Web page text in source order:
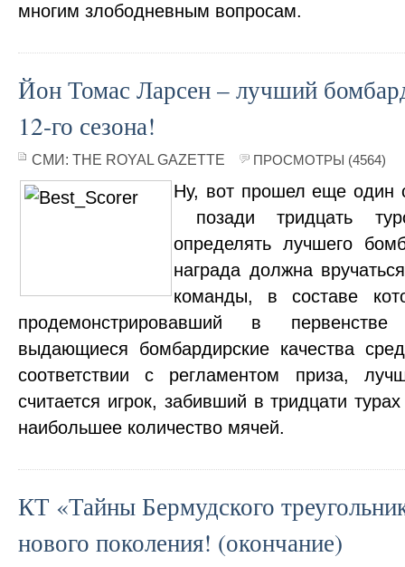
многим злободневным вопросам.
Йон Томас Ларсен – лучший
12-го сезона!
СМИ: THE ROYAL GAZETTE ПРОСМОТРЫ (4564)
Ну, вот прошел еще один
позади тридцать
определять лучшего
награда должна
команды, в составе
продемонстрировавший в
выдающиеся бомбардирские качества
соответствии с регламентом приза,
считается игрок, забивший в тридцати
наибольшее количество мячей.
КТ «Тайны Бермудского
нового поколения! (окончание)